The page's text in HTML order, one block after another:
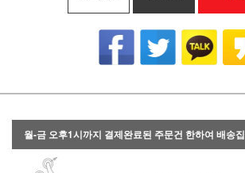
월-금 오후1시까지 결제완료된 주문건 한하여 배송